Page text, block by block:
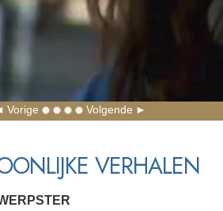
Vorige Volgende
VERHALEN